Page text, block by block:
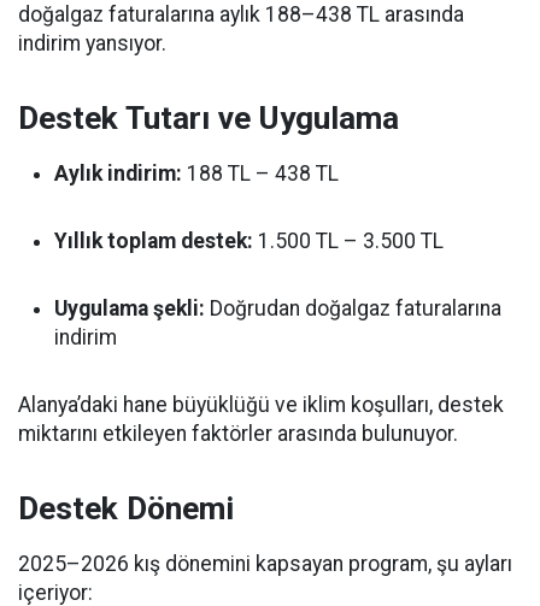
doğalgaz faturalarına aylık 188–438 TL arasında
indirim yansıyor.
Destek Tutarı ve Uygulama
Aylık indirim: 188 TL – 438 TL
Yıllık toplam destek: 1.500 TL – 3.500 TL
Uygulama şekli: Doğrudan doğalgaz faturalarına
indirim
Alanya’daki hane büyüklüğü ve iklim koşulları, destek
miktarını etkileyen faktörler arasında bulunuyor.
Destek Dönemi
2025–2026 kış dönemini kapsayan program, şu ayları
içeriyor: